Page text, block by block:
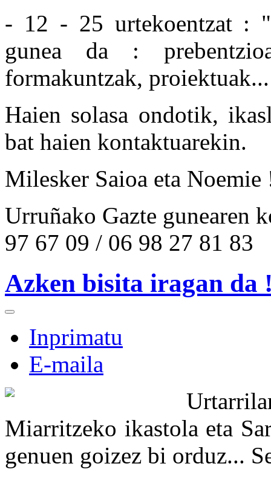
- 12 - 25 urtekoentzat :
gunea da :
formakuntzak, proiektuak...
Haien solasa ondotik,
bat haien kontaktuarekin.
Milesker Saioa eta Noemie
Urruñako Gazte gunearen
97 67 09 / 06 98 27 81 83
Azken bisita iragan da
Inprimatu
E-maila
Miarritzeko ikastola eta
genuen goizez bi orduz...